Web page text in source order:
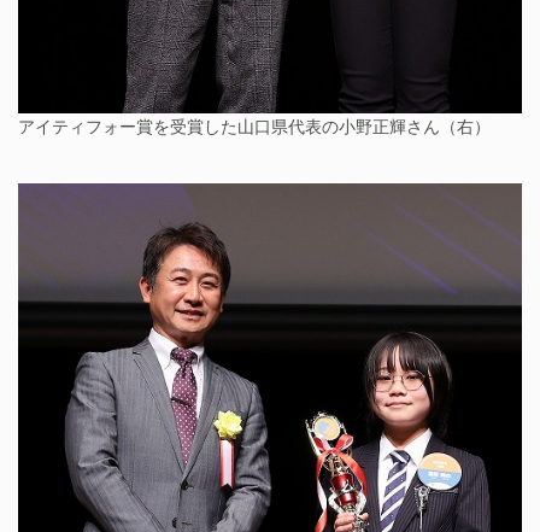
アイティフォー賞を受賞した山口県代表の小野正輝さん（右）